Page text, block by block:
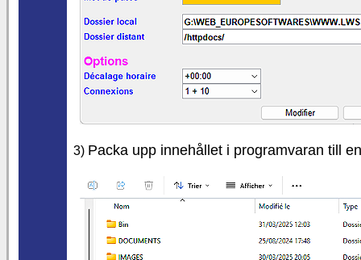
3) Packa upp innehållet i programvaran till